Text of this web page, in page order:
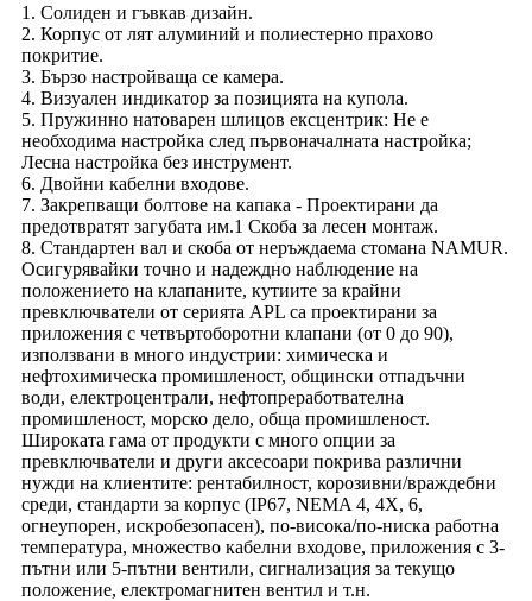
1. Солиден и гъвкав дизайн.
2. Корпус от лят алуминий и полиестерно прахово
покритие.
3. Бързо настройваща се камера.
4. Визуален индикатор за позицията на купола.
5. Пружинно натоварен шлицов ексцентрик: Не е
необходима настройка след първоначалната настройка;
Лесна настройка без инструмент.
6. Двойни кабелни входове.
7. Закрепващи болтове на капака - Проектирани да
предотвратят загубата им.1 Скоба за лесен монтаж.
8. Стандартен вал и скоба от неръждаема стомана NAMUR.
Осигурявайки точно и надеждно наблюдение на
положението на клапаните, кутиите за крайни
превключватели от серията APL са проектирани за
приложения с четвъртоборотни клапани (от 0 до 90),
използвани в много индустрии: химическа и
нефтохимическа промишленост, общински отпадъчни
води, електроцентрали, нефтопреработвателна
промишленост, морско дело, обща промишленост.
Широката гама от продукти с много опции за
превключватели и други аксесоари покрива различни
нужди на клиентите: рентабилност, корозивни/враждебни
среди, стандарти за корпус (IP67, NEMA 4, 4X, 6,
огнеупорен, искробезопасен), по-висока/по-ниска работна
температура, множество кабелни входове, приложения с 3-
пътни или 5-пътни вентили, сигнализация за текущо
положение, електромагнитен вентил и т.н.